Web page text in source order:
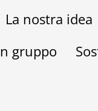
La nostra idea
gruppo